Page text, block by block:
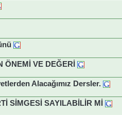
ÖNEMİ VE DEĞERİ
Alacağımız Dersler.
SİMGESİ SAYILABİLİR Mİ